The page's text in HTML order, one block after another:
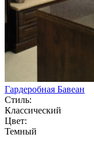
Гардеробная Бавеан
Стиль:
Классический
Цвет:
Темный